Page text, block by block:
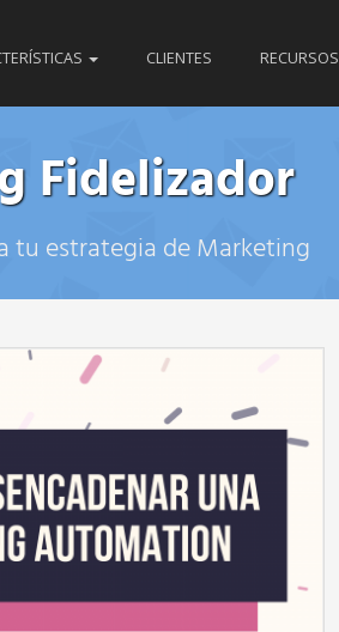
CLIENTES RECURSOS
Fidelizador
tu estrategia de Marketing